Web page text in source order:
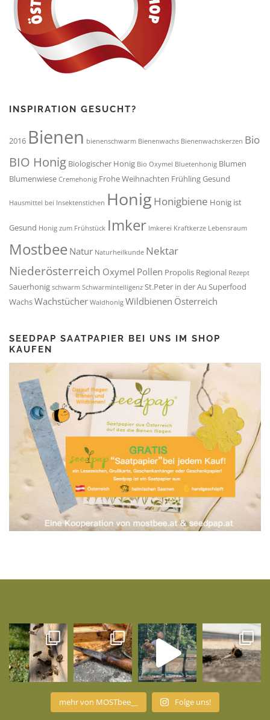
INSPIRATION GESUCHT?
2016 Bienen bienenschwarm Bienenwachs Bienenwachskerzen Bio
BIO Honig Biologischer Honig Bio Oxymel Bluetenhonig Blumen
Blumenwiese Cremehonig Frohe Weihnachten FrühlingGesund
Hausmittel bei Insektenstichen Honig Honigbiene Honig ist
Gesund Honig zum Frühstück Imker Imkerei Kraftkerze Lebensraum
MostbeeNatur Naturheilkunde Nektar
Niederösterreich Oxymel Pollen Propolis Regional Rezept
Sauerhonig schwarm Schwarmintelligenz St.Peter in der Au Superfood
WachsWachstücher Waldhonig Wildbienen Österreich
SEEDPAP SAATPAPIER BEI UNS IM SHOP
KAUFEN
mehr von MOSTbee__ Folge uns!